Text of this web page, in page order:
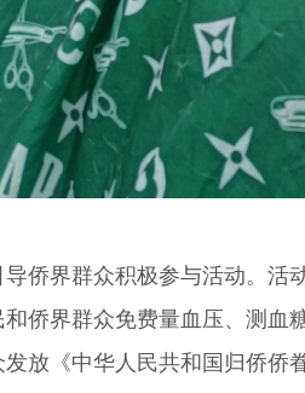
界群众积极参与活动。活
侨界群众免费量血压、测
放《中华人民共和国归侨